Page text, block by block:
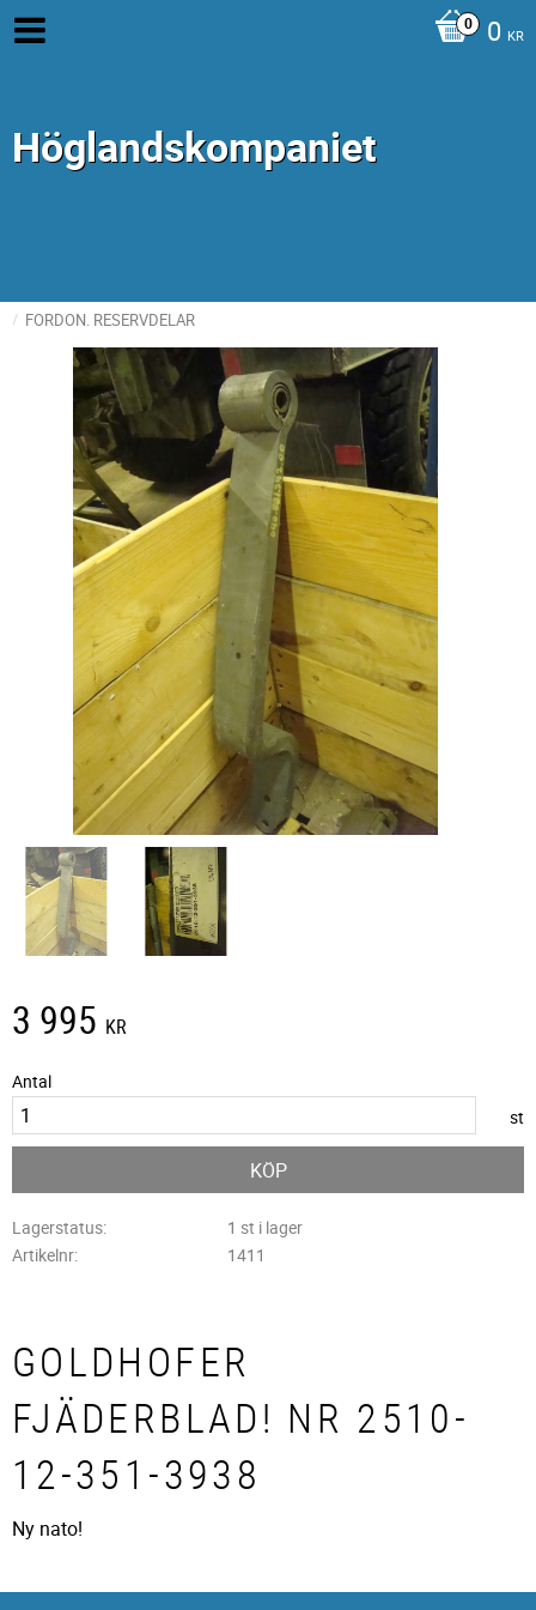
0 KR
Höglandskompaniet
FORDON. RESERVDELAR
3 995 KR
Antal
st
KÖP
Lagerstatus
1 st i lager
Artikelnr
1411
GOLDHOFER
FJÄDERBLAD! NR 2510-
12-351-3938
Ny nato!